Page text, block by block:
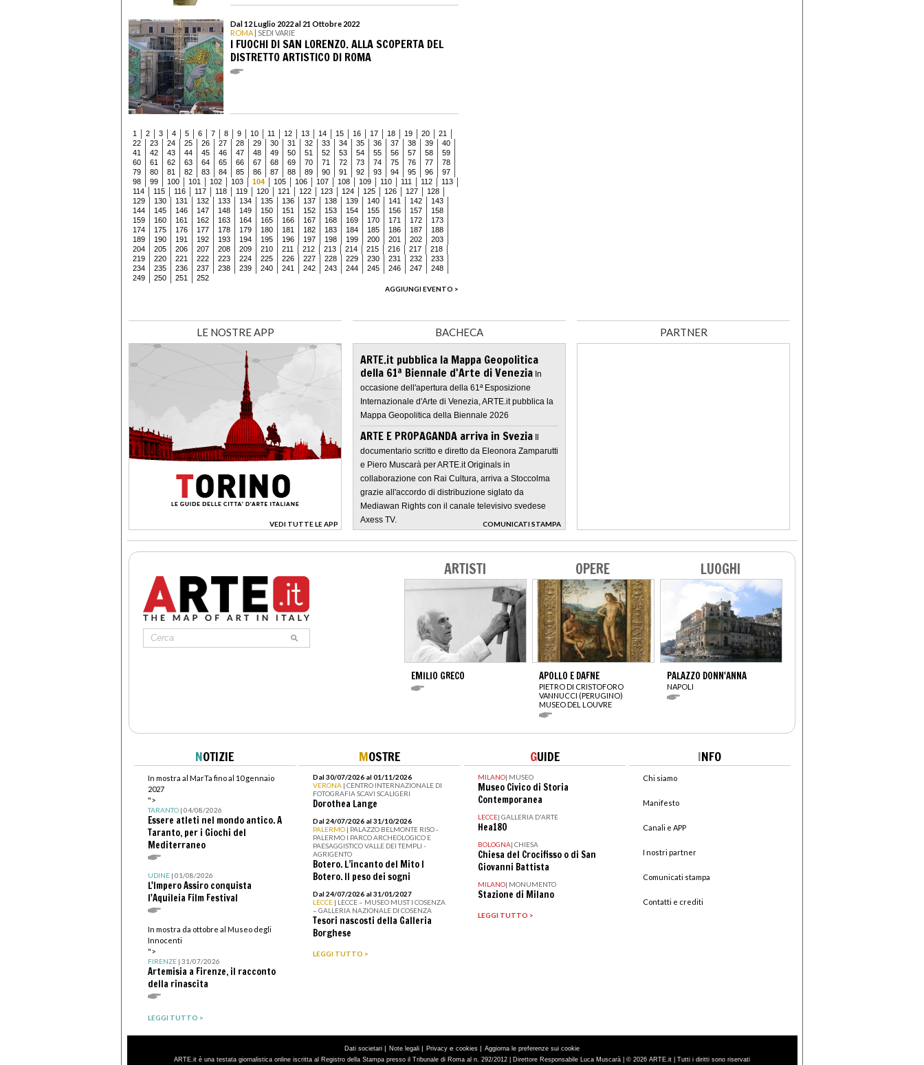
Dal 12 Luglio 2022 al 21 Ottobre 2022
ROMA | SEDI VARIE
I FUOCHI DI SAN LORENZO. ALLA SCOPERTA DEL
DISTRETTO ARTISTICO DI ROMA
1 2 3 4 5 6 7 8 9 10 11 12 13 14 15 16 17 18 19 20
21
22
23 24 25 26 27 28 29 30 31 32 33 34 35 36 37 38 39
40
41
42 43 44 45 46 47 48 49 50 51 52 53 54 55 56 57 58
59
60
61 62 63 64 65 66 67 68 69 70 71 72 73 74 75 76 77
78
79
80 81 82 83 84 85 86 87 88 89 90 91 92 93 94 95 96
97
98
99 100 101 102 103 104 105 106 107 108 109 110 111 112
113
114
115 116 117 118 119 120 121 122 123 124 125 126 127
128
129
130 131 132 133 134 135 136 137 138 139 140 141 142
143
144
145 146 147 148 149 150 151 152 153 154 155 156 157
158
159
160 161 162 163 164 165 166 167 168 169 170 171 172
173
174
175 176 177 178 179 180 181 182 183 184 185 186 187
188
189
190 191 192 193 194 195 196 197 198 199 200 201 202
203
204
205 206 207 208 209 210 211 212 213 214 215 216 217
218
219
220 221 222 223 224 225 226 227 228 229 230 231 232
233
234
235 236 237 238 239 240 241 242 243 244 245 246 247
248
249
250 251
252
AGGIUNGI EVENTO >
LE NOSTRE APP
VEDI TUTTE LE APP
>
BACHECA
ARTE.it pubblica la Mappa Geopolitica
della 61ª Biennale d'Arte di Venezia In
occasione dell'apertura della 61ª Esposizione
Internazionale d'Arte di Venezia, ARTE.it pubblica la
Mappa Geopolitica della Biennale 2026
ARTE E PROPAGANDA arriva in Svezia Il
documentario scritto e diretto da Eleonora Zamparutti
e Piero Muscarà per ARTE.it Originals in
collaborazione con Rai Cultura, arriva a Stoccolma
grazie all'accordo di distribuzione siglato da
Mediawan Rights con il canale televisivo svedese
Axess TV.
COMUNICATI STAMPA
>
PARTNER
ARTISTI
EMILIO GRECO
OPERE
APOLLO E DAFNE
PIETRO DI CRISTOFORO
VANNUCCI (PERUGINO)
MUSEO DEL LOUVRE
LUOGHI
PALAZZO DONN'ANNA
NAPOLI
NOTIZIE
In mostra al MarTa fino al 10 gennaio
2027
">
TARANTO| 04/08/2026
Essere atleti nel mondo antico. A
Taranto, per i Giochi del
Mediterraneo
UDINE| 01/08/2026
L'Impero Assiro conquista
l'Aquileia Film Festival
In mostra da ottobre al Museo degli
Innocenti
">
FIRENZE| 31/07/2026
Artemisia a Firenze, il racconto
della rinascita
LEGGI TUTTO >
MOSTRE
Dal 30/07/2026 al 01/11/2026
VERONA | CENTRO INTERNAZIONALE DI
FOTOGRAFIA SCAVI SCALIGERI
Dorothea Lange
Dal 24/07/2026 al 31/10/2026
PALERMO | PALAZZO BELMONTE RISO -
PALERMO I PARCO ARCHEOLOGICO E
PAESAGGISTICO VALLE DEI TEMPLI -
AGRIGENTO
Botero. L’incanto del Mito I
Botero. Il peso dei sogni
Dal 24/07/2026 al 31/01/2027
LECCE | LECCE – MUSEO MUST I COSENZA
– GALLERIA NAZIONALE DI COSENZA
Tesori nascosti della Galleria
Borghese
LEGGI TUTTO >
GUIDE
MILANO| MUSEO
Museo Civico di Storia
Contemporanea
LECCE| GALLERIA D'ARTE
Hea180
BOLOGNA| CHIESA
Chiesa del Crocifisso o di San
Giovanni Battista
MILANO| MONUMENTO
Stazione di Milano
LEGGI TUTTO >
INFO
Chi siamo
Manifesto
Canali e APP
I nostri partner
Comunicati stampa
Contatti e crediti
Dati societari | Note legali | Privacy e cookies | Aggiorna le preferenze sui cookie
ARTE.it è una testata giornalistica online iscritta al Registro della Stampa presso il Tribunale di Roma al n. 292/2012 | Direttore Responsabile Luca Muscarà | © 2026 ARTE.it | Tutti i diritti sono riservati